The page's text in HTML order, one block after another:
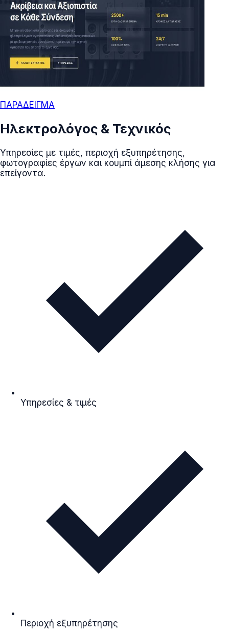
ΠΑΡΑΔΕΙΓΜΑ
Ηλεκτρολόγος & Τεχνικός
Υπηρεσίες με τιμές, περιοχή εξυπηρέτησης,
φωτογραφίες έργων και κουμπί άμεσης κλήσης για
επείγοντα.
Υπηρεσίες & τιμές
Περιοχή εξυπηρέτησης